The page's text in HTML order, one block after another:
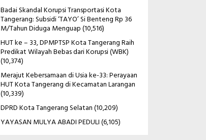
Badai Skandal Korupsi Transportasi Kota
Tangerang: Subsidi ‘TAYO’ Si Benteng Rp 36
M/Tahun Diduga Menguap(10,516)
HUT ke – 33, DPMPTSP Kota Tangerang Raih
Predikat Wilayah Bebas dari Korupsi (WBK)
(10,374)
Merajut Kebersamaan di Usia ke-33: Perayaan
HUT Kota Tangerang di Kecamatan Larangan
(10,339)
DPRD Kota Tangerang Selatan(10,209)
YAYASAN MULYA ABADI PEDULI(6,105)